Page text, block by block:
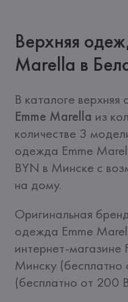
Верхняя
Marella в
Emme Marella из
количестве 3
одежда Emme
BYN в Минске с
на дому.
Оригинальная
одежда Emme
интернет-магазине
Минску (бесплатно
(бесплатно от 200